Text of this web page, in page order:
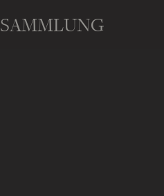
SAMMLUNG